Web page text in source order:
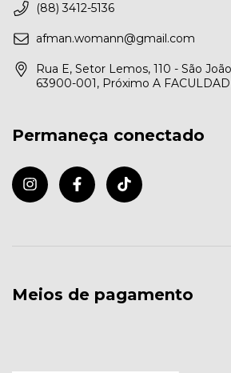
(88) 3412-5136
afman.womann@gmail.com
Rua E, Setor Lemos, 110 - São
63900-001, Próximo A
Permaneça conectado
Meios de pagamento